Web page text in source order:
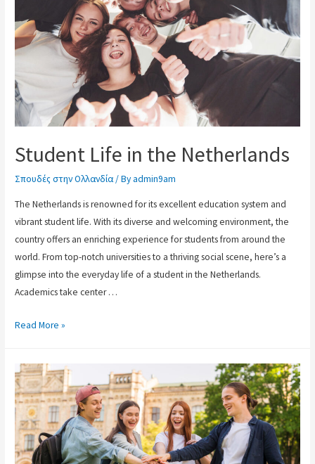
Student Life in the Netherlands
Σπουδές στην Ολλανδία/ Byadmin9am
The Netherlands is renowned for its excellent education system and
vibrant student life. With its diverse and welcoming environment, the
country offers an enriching experience for students from around the
world. From top-notch universities to a thriving social scene, here’s a
glimpse into the everyday life of a student in the Netherlands.
Academics take center …
Read More »